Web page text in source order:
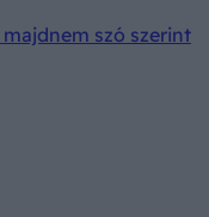
szó szerint